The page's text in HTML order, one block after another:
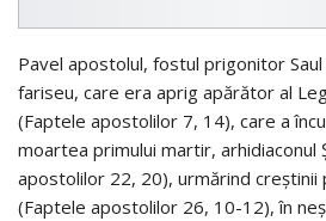
Pavel apostolul, fostul prigonitor
fariseu, care era aprig apărător al
(Faptele apostolilor 7, 14), care a
moartea primului martir, arhidiaconul
apostolilor 22, 20), urmărind creștinii
(Faptele apostolilor 26, 10-12), în